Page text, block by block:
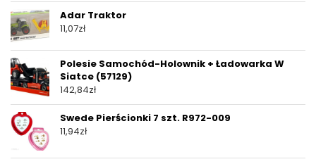
Adar Traktor
11,07zł
Polesie Samochód-Holownik + Ładowarka W
Siatce (57129)
142,84zł
Swede Pierścionki 7 szt. R972-009
11,94zł